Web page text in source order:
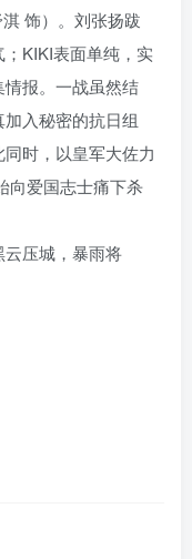
饰）。刘张扬跋
KIKI表面单纯，实
报。一战虽然结
入秘密的抗日组
时，以皇军大佐力
向爱国志士痛下杀
压城，暴雨将